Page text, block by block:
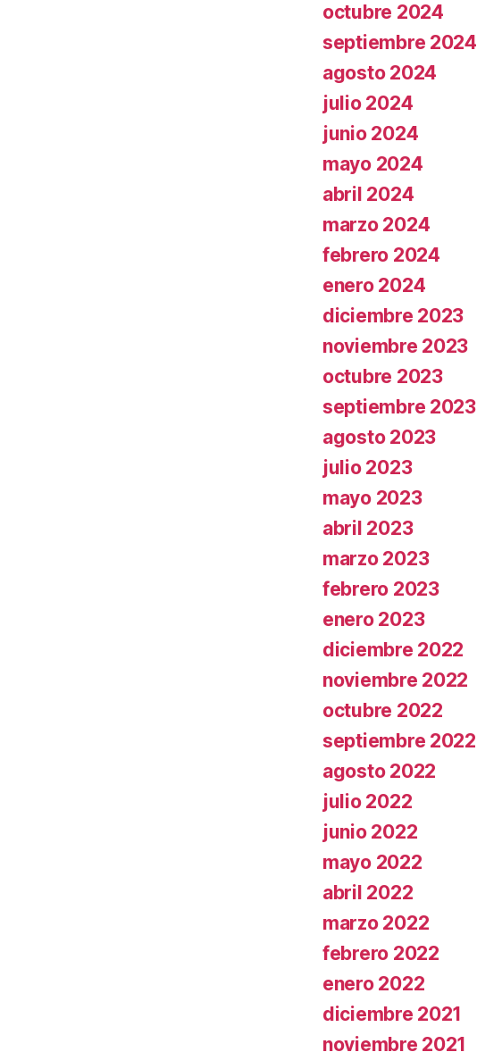
octubre 2024
septiembre 2024
agosto 2024
julio 2024
junio 2024
mayo 2024
abril 2024
marzo 2024
febrero 2024
enero 2024
diciembre 2023
noviembre 2023
octubre 2023
septiembre 2023
agosto 2023
julio 2023
mayo 2023
abril 2023
marzo 2023
febrero 2023
enero 2023
diciembre 2022
noviembre 2022
octubre 2022
septiembre 2022
agosto 2022
julio 2022
junio 2022
mayo 2022
abril 2022
marzo 2022
febrero 2022
enero 2022
diciembre 2021
noviembre 2021